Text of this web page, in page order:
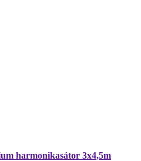
harmonikasátor 3x4,5m